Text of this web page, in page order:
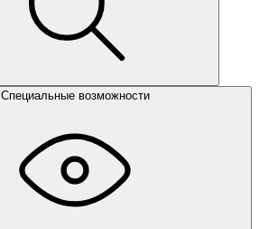
Специальные возможности